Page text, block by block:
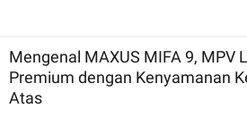
Mengenal MAXUS MIFA 9, MPV
Premium dengan Kenyamanan
Atas